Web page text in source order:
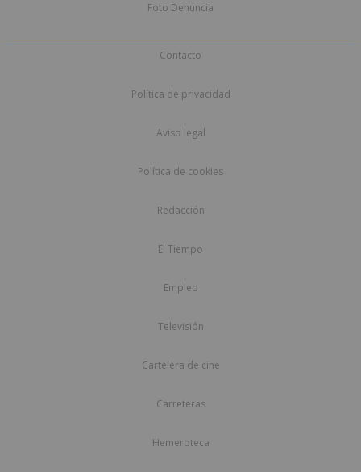
Foto Denuncia
Contacto
Política de privacidad
Aviso legal
Política de cookies
Redacción
El Tiempo
Empleo
Televisión
Cartelera de cine
Carreteras
Hemeroteca